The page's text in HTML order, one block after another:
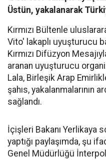
Üstün, yakalanarak
Kırmızı Bültenle
Vito' lakaplı uyuşturucu
Kırmızı Difüzyon
aranan uyuşturucu
Lala, Birleşik Arap
şahıs, yakalanmalarının
sağlandı.
İçişleri Bakanı Yerlikaya
yaptığı paylaşımda, şu
Genel Müdürlüğü